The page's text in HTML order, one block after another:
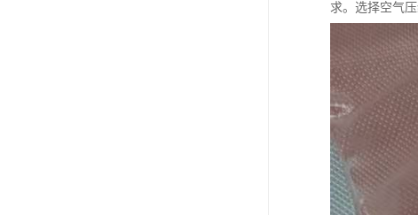
求。选择空气